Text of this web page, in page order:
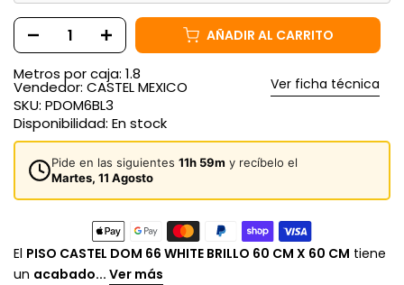
AÑADIR AL CARRITO
Ver ficha técnica
Metros por caja: 1.8
Vendedor: CASTEL MEXICO
SKU: PDOM6BL3
Disponibilidad: En stock
Pide en las siguientes 11h 59m y recíbelo el
Martes, 11 Agosto
El PISO CASTEL DOM 66 WHITE BRILLO 60 CM X 60 CM tiene
un acabado... Ver más